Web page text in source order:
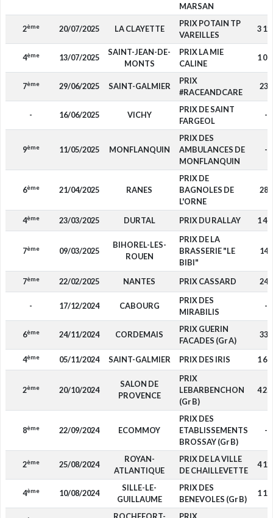
MARSAN
2ème 20/07/2025 LA CLAYETTE
PRIX POTAIN TP
VAREILLES
3
4ème 13/07/2025
SAINT-JEAN-DE-
MONTS
PRIX LA MIE
CALINE
1
7ème 29/06/2025 SAINT-GALMIER
PRIX
#RACEANDCARE
230
- 16/06/2025 VICHY
PRIX DE SAINT
FARGEOL
-
9ème 11/05/2025 MONFLANQUIN
PRIX DES
AMBULANCES DE
MONFLANQUIN
-
6ème 21/04/2025 RANES
PRIX DE
BAGNOLES DE
L'ORNE
280
4ème 23/03/2025 DURTAL PRIX DU RALLAY 1
7ème 09/03/2025
BIHOREL-LES-
ROUEN
PRIX DE LA
BRASSERIE "LE
BIBI"
140
7ème 22/02/2025 NANTES PRIX CASSARD 240
- 17/12/2024 CABOURG
PRIX DES
MIRABILIS
-
6ème 24/11/2024 CORDEMAIS
PRIX GUERIN
FACADES (Gr A)
330
4ème 05/11/2024 SAINT-GALMIER PRIX DES IRIS 1
2ème 20/10/2024
SALON DE
PROVENCE
PRIX
LEBARBENCHON
(Gr B)
4
8ème 22/09/2024 ECOMMOY
PRIX DES
ETABLISSEMENTS
BROSSAY (Gr B)
-
2ème 25/08/2024
ROYAN-
ATLANTIQUE
PRIX DE LA VILLE
DE CHAILLEVETTE
4
4ème 10/08/2024
SILLE-LE-
GUILLAUME
PRIX DES
BENEVOLES (Gr B)
1